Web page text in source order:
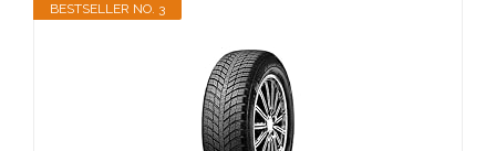
BESTSELLER NO. 3